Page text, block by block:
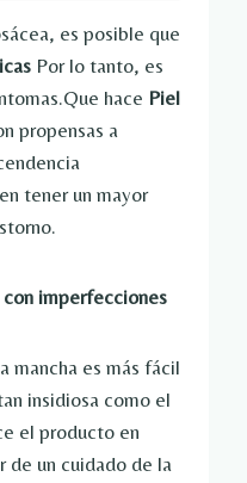
es posible que
Por lo tanto, es
hace Piel
propensas a
tener un mayor
con imperfecciones
mancha es más fácil
insidiosa como el
el producto en
de un cuidado de la